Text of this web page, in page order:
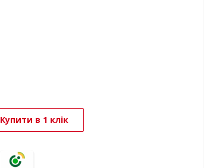
Купити в 1 клік